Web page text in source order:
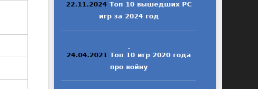
22.11.2024 Топ 10 вышедших PC
игр за 2024 год
24.04.2021 Топ 10 игр 2020 года
про войну